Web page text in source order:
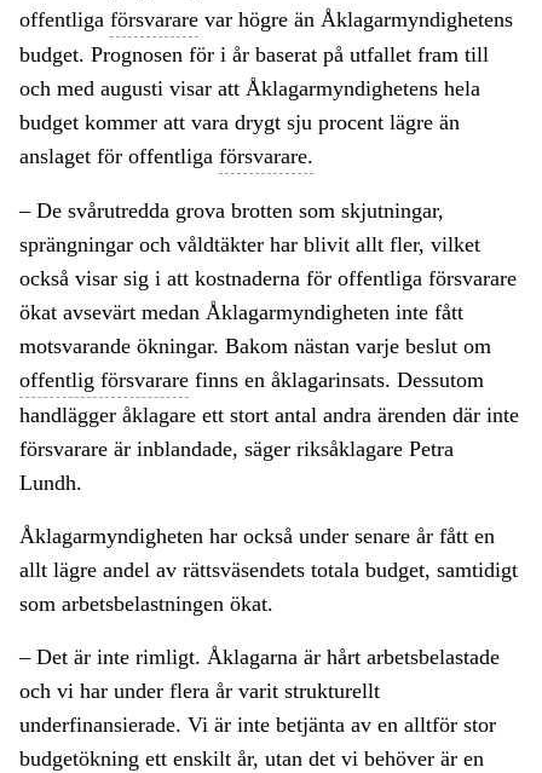
offentliga försvarare var högre än Åklagarmyndighetens
budget. Prognosen för i år baserat på utfallet fram till
och med augusti visar att Åklagarmyndighetens hela
budget kommer att vara drygt sju procent lägre än
anslaget för offentliga försvarare.
– De svårutredda grova brotten som skjutningar,
sprängningar och våldtäkter har blivit allt fler, vilket
också visar sig i att kostnaderna för offentliga försvarare
ökat avsevärt medan Åklagarmyndigheten inte fått
motsvarande ökningar. Bakom nästan varje beslut om
offentlig försvarare finns en åklagarinsats. Dessutom
handlägger åklagare ett stort antal andra ärenden där inte
försvarare är inblandade, säger riksåklagare Petra
Lundh.
Åklagarmyndigheten har också under senare år fått en
allt lägre andel av rättsväsendets totala budget, samtidigt
som arbetsbelastningen ökat.
– Det är inte rimligt. Åklagarna är hårt arbetsbelastade
och vi har under flera år varit strukturellt
underfinansierade. Vi är inte betjänta av en alltför stor
budgetökning ett enskilt år, utan det vi behöver är en